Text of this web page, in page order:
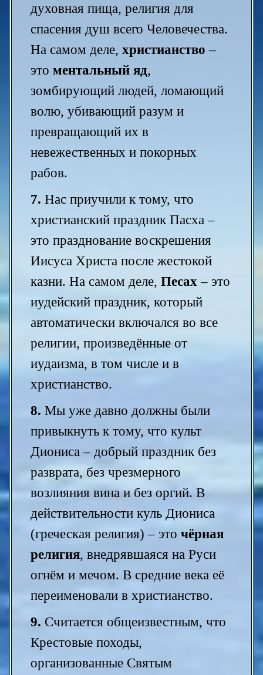
духовная пища, религия для
спасения душ всего Человечества.
На самом деле, христианство –
это ментальный яд,
зомбирующий людей, ломающий
волю, убивающий разум и
превращающий их в
невежественных и покорных
рабов.
7. Нас приучили к тому, что
христианский праздник Пасха –
это празднование воскрешения
Иисуса Христа после жестокой
казни. На самом деле, Песах – это
иудейский праздник, который
автоматически включался во все
религии, произведённые от
иудаизма, в том числе и в
христианство.
8. Мы уже давно должны были
привыкнуть к тому, что культ
Диониса – добрый праздник без
разврата, без чрезмерного
возлияния вина и без оргий. В
действительности куль Диониса
(греческая религия) – это чёрная
религия, внедрявшаяся на Руси
огнём и мечом. В средние века её
переименовали в христианство.
9. Считается общеизвестным, что
Крестовые походы,
организованные Святым